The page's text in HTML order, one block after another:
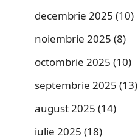
decembrie 2025 (10)
noiembrie 2025 (8)
octombrie 2025 (10)
septembrie 2025 (13)
august 2025 (14)
iulie 2025 (18)